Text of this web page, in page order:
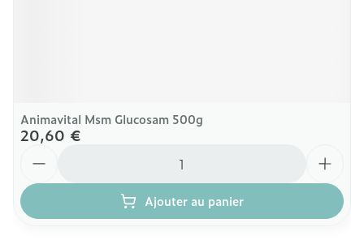
Animavital Msm Glucosam 500g
20,60 €
Ajouter au panier